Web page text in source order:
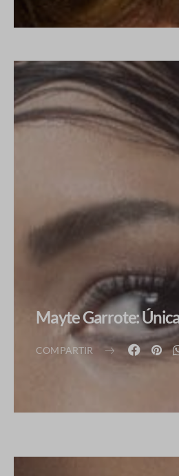
Mayte Garrote:
COMPARTIR